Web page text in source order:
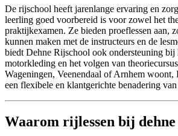
De rijschool heeft jarenlange ervaring en
leerling goed voorbereid is voor zowel het
praktijkexamen. Ze bieden proeflessen aan,
kunnen maken met de instructeurs en de
biedt Dehne Rijschool ook ondersteuning bij
motorkleding en het volgen van
Wageningen, Veenendaal of Arnhem
een flexibele en klantgerichte benadering
Waarom rijlessen bij